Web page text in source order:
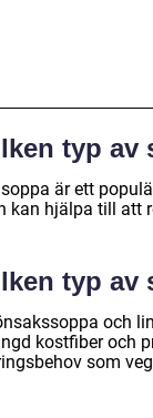
typ av
är ett
kan hjälpa till att
typ av
och
kostfiber och
som